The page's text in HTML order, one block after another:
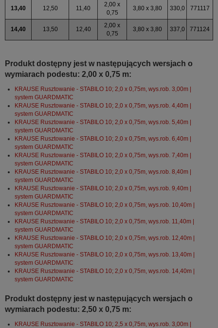
13,40 12,50 11,40
2,00 x
0,75
3,80 x 3,80 330,0 771117
14,40 13,50 12,40
2,00 x
0,75
3,80 x 3,80 337,0 771124
Produkt dostępny jest w następujących wersjach o
wymiarach podestu: 2,00 x 0,75 m:
KRAUSE Rusztowanie - STABILO 10; 2,0 x 0,75m, wys.rob. 3,00m |
system GUARDMATIC
KRAUSE Rusztowanie - STABILO 10; 2,0 x 0,75m, wys.rob. 4,40m |
system GUARDMATIC
KRAUSE Rusztowanie - STABILO 10; 2,0 x 0,75m, wys.rob. 5,40m |
system GUARDMATIC
KRAUSE Rusztowanie - STABILO 10; 2,0 x 0,75m, wys.rob. 6,40m |
system GUARDMATIC
KRAUSE Rusztowanie - STABILO 10; 2,0 x 0,75m, wys.rob. 7,40m |
system GUARDMATIC
KRAUSE Rusztowanie - STABILO 10; 2,0 x 0,75m, wys.rob. 8,40m |
system GUARDMATIC
KRAUSE Rusztowanie - STABILO 10; 2,0 x 0,75m, wys.rob. 9,40m |
system GUARDMATIC
KRAUSE Rusztowanie - STABILO 10; 2,0 x 0,75m, wys.rob. 10,40m |
system GUARDMATIC
KRAUSE Rusztowanie - STABILO 10; 2,0 x 0,75m, wys.rob. 11,40m |
system GUARDMATIC
KRAUSE Rusztowanie - STABILO 10; 2,0 x 0,75m, wys.rob. 12,40m |
system GUARDMATIC
KRAUSE Rusztowanie - STABILO 10; 2,0 x 0,75m, wys.rob. 13,40m |
system GUARDMATIC
KRAUSE Rusztowanie - STABILO 10; 2,0 x 0,75m, wys.rob. 14,40m |
system GUARDMATIC
Produkt dostępny jest w następujących wersjach o
wymiarach podestu: 2,50 x 0,75 m:
KRAUSE Rusztowanie - STABILO 10; 2,5 x 0,75m, wys.rob. 3,00m |